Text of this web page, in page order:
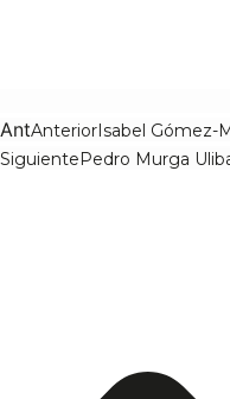
AntAnteriorIsabel Gómez-
SiguientePedro Murga